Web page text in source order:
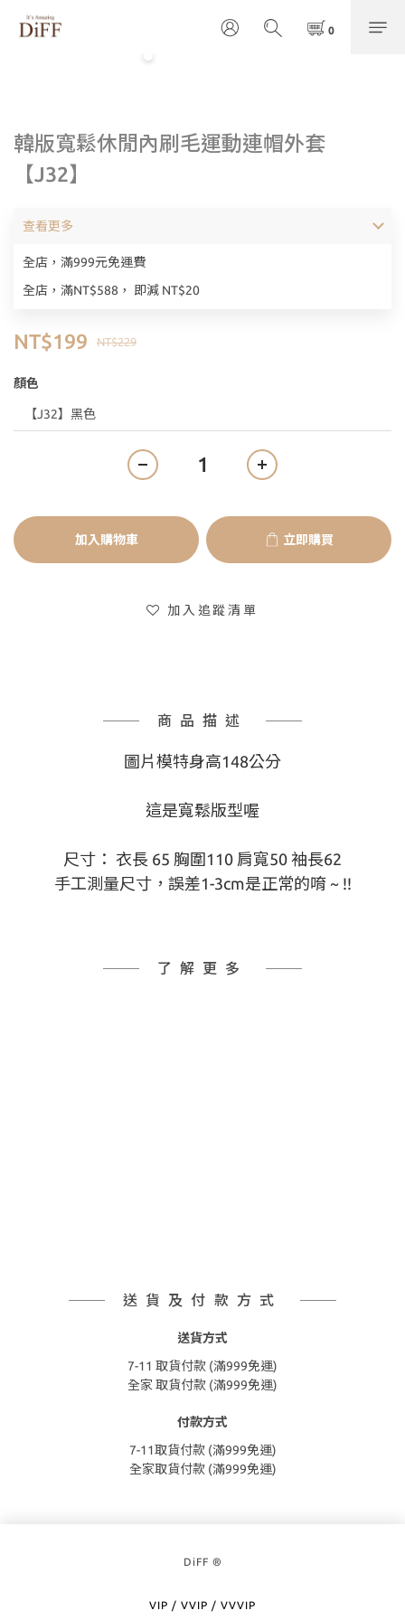
韓版寬鬆休閒內刷毛運動連帽外套
【J32】
全店，滿999元免運費
全店，滿NT$588， 即減 NT$20
查看更多
NT$229
NT$199
顏色
加入購物車 立即購買
加入追蹤清單
商品描述
圖片模特身高148公分
這是寬鬆版型喔
尺寸： 衣長 65 胸圍110 肩寬50 袖長62
手工測量尺寸，誤差1-3cm是正常的唷 ~ !!
了解更多
送貨及付款方式
送貨方式
7-11 取貨付款 (滿999免運)
全家 取貨付款 (滿999免運)
付款方式
7-11取貨付款 (滿999免運)
全家取貨付款 (滿999免運)
DiFF ®
VIP / VVIP / VVVIP